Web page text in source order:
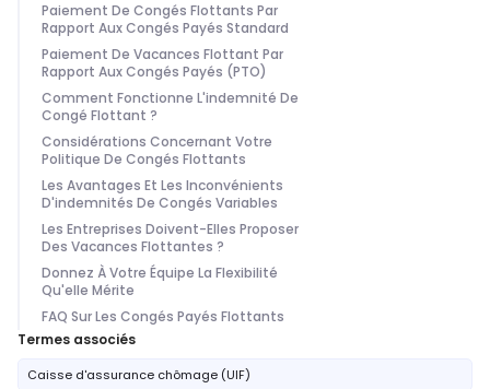
Paiement De Congés Flottants Par
Rapport Aux Congés Payés Standard
Paiement De Vacances Flottant Par
Rapport Aux Congés Payés (PTO)
Comment Fonctionne L'indemnité De
Congé Flottant ?
Considérations Concernant Votre
Politique De Congés Flottants
Les Avantages Et Les Inconvénients
D'indemnités De Congés Variables
Les Entreprises Doivent-Elles Proposer
Des Vacances Flottantes ?
Donnez À Votre Équipe La Flexibilité
Qu'elle Mérite
FAQ Sur Les Congés Payés Flottants
Termes associés
Caisse d'assurance chômage (UIF)